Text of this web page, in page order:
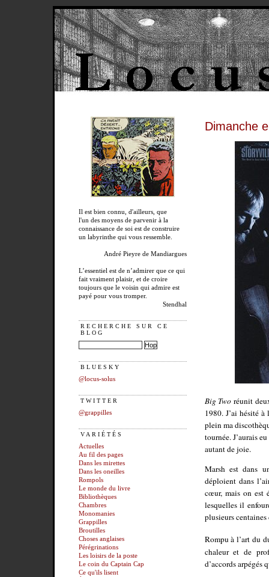
Il est bien connu, d'ailleurs, que
l'un des moyens de parvenir à la
connaissance de soi est de construire
un labyrinthe qui vous ressemble.
André Pieyre de Mandiargues
L’essentiel est de n’admirer que ce qui
fait vraiment plaisir, et de croire
toujours que le voisin qui admire est
payé pour vous tromper.
Stendhal
RECHERCHE SUR CE
BLOG
BLUESKY
@locus-solus
TWITTER
@grappilles
VARIÉTÉS
Actuelles
Au fil des pages
Dans les mirettes
Dans les oneilles
Rompols
Le monde du livre
Bibliothèques
Chambres
Monomanies
Grappilles
Broutilles
Choses anglaises
Pérégrinations
Les loisirs de la poste
Le coin du Captain Cap
Ce qu'ils lisent
Dimanche
Big Two réunit
1980. J’ai hésité
plein ma
tournée. J’aurais
autant de joie.
Marsh est dans
déploient dans
cœur, mais on est
lesquelles il
plusieurs centaines
Rompu à l’art du
chaleur et de
d’accords arpégés